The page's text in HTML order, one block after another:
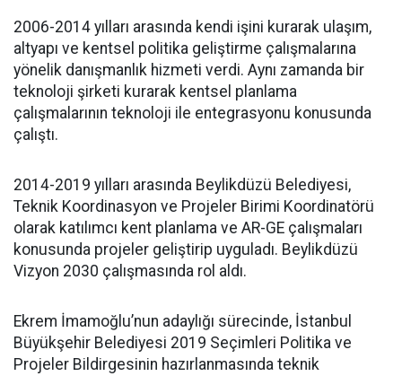
2006-2014 yılları arasında kendi işini kurarak ulaşım,
altyapı ve kentsel politika geliştirme çalışmalarına
yönelik danışmanlık hizmeti verdi. Aynı zamanda bir
teknoloji şirketi kurarak kentsel planlama
çalışmalarının teknoloji ile entegrasyonu konusunda
çalıştı.
2014-2019 yılları arasında Beylikdüzü Belediyesi,
Teknik Koordinasyon ve Projeler Birimi Koordinatörü
olarak katılımcı kent planlama ve AR-GE çalışmaları
konusunda projeler geliştirip uyguladı. Beylikdüzü
Vizyon 2030 çalışmasında rol aldı.
Ekrem İmamoğlu’nun adaylığı sürecinde, İstanbul
Büyükşehir Belediyesi 2019 Seçimleri Politika ve
Projeler Bildirgesinin hazırlanmasında teknik